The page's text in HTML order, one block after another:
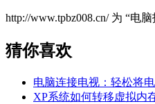
http://www.tpbz008.cn/ 为 “电
猜你喜欢
电脑连接电视：轻松将
XP系统如何转移虚拟内